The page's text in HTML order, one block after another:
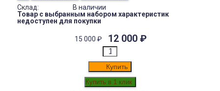
Склад:
В наличии
Товар с выбранным набором характеристик
недоступен для покупки
15 000 ₽ 12 000 ₽
Купить